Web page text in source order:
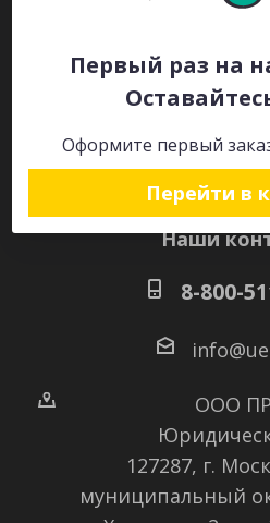
Первый раз на
Оформите первый
Перейти в
Наши
8-800-
ООО
127287, г.
муниципальный